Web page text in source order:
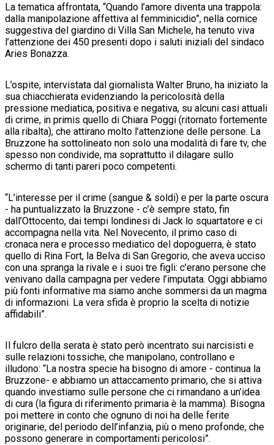
La tematica affrontata, “Quando l’amore diventa una trappola:
dalla manipolazione affettiva al femminicidio”, nella cornice
suggestiva del giardino di Villa San Michele, ha tenuto viva
l’attenzione dei 450 presenti dopo i saluti iniziali del sindaco
Aries Bonazza.
L’ospite, intervistata dal giornalista Walter Bruno, ha iniziato la
sua chiacchierata evidenziando la pericolosità della
pressione mediatica, positiva e negativa, su alcuni casi attuali
di crime, in primis quello di Chiara Poggi (ritornato fortemente
alla ribalta), che attirano molto l’attenzione delle persone. La
Bruzzone ha sottolineato non solo una modalità di fare tv, che
spesso non condivide, ma soprattutto il dilagare sullo
schermo di tanti pareri poco competenti.
“L’interesse per il crime (sangue & soldi) e per la parte oscura
- ha puntualizzato la Bruzzone - c’è sempre stato, fin
dall’Ottocento, dai tempi londinesi di Jack lo squartatore e ci
accompagna nella vita. Nel Novecento, il primo caso di
cronaca nera e processo mediatico del dopoguerra, è stato
quello di Rina Fort, la Belva di San Gregorio, che aveva ucciso
con una spranga la rivale e i suoi tre figli: c’erano persone che
venivano dalla campagna per vedere l’imputata. Oggi abbiamo
più fonti informative ma siamo anche sommersi da un magma
di informazioni. La vera sfida è proprio la scelta di notizie
affidabili”.
Il fulcro della serata è stato però incentrato sui narcisisti e
sulle relazioni tossiche, che manipolano, controllano e
illudono: “La nostra specie ha bisogno di amore - continua la
Bruzzone- e abbiamo un attaccamento primario, che si attiva
quando investiamo sulle persone che ci rimandano a un’idea
di cura (la figura di riferimento primaria è la mamma). Bisogna
poi mettere in conto che ognuno di noi ha delle ferite
originarie, del periodo dell’infanzia, più o meno profonde, che
possono generare in comportamenti pericolosi”.